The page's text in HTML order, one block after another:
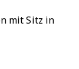
mit Sitz in